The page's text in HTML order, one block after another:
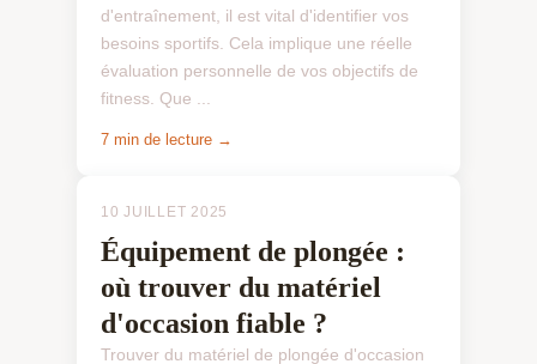
d'entraînement, il est vital d'identifier vos
besoins sportifs. Cela implique une réelle
évaluation personnelle de vos objectifs de
fitness. Que ...
7 min de lecture →
10 JUILLET 2025
Équipement de plongée :
où trouver du matériel
d'occasion fiable ?
Trouver du matériel de plongée d'occasion